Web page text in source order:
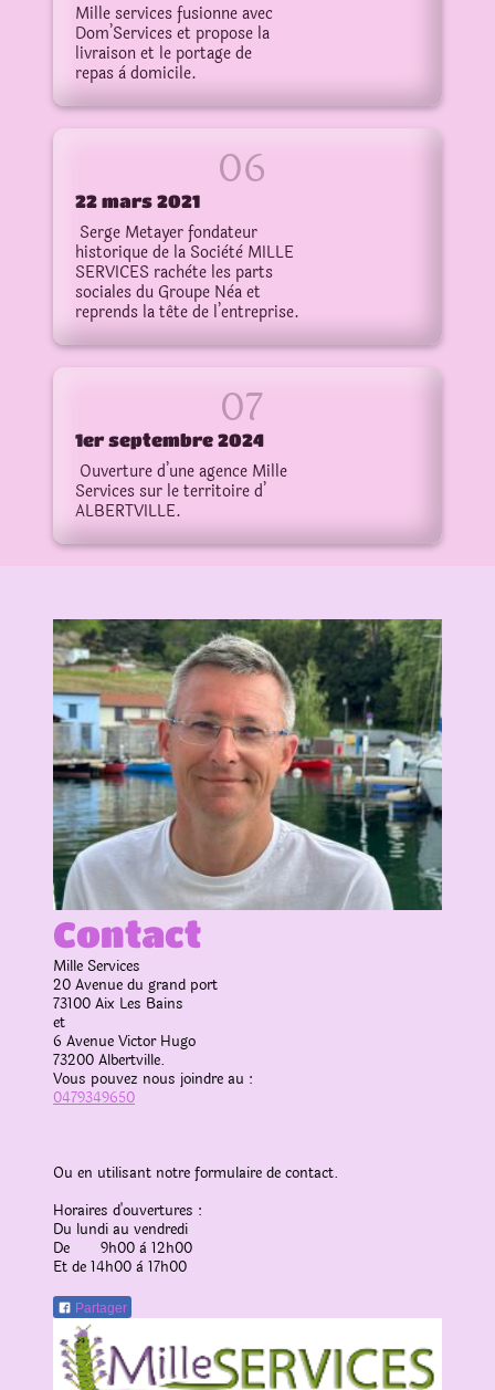
Mille services fusionne avec
Dom’Services et propose la
livraison et le portage de
repas à domicile.
22 mars 2021
Serge Metayer fondateur
historique de la Sociètè MILLE
SERVICES rachète les parts
sociales du Groupe Nèa et
reprends la tête de l’entreprise.
1er septembre 2024
Ouverture d’une agence Mille
Services sur le territoire d’
ALBERTVILLE.
Contact
Mille Services
20 Avenue du grand port
73100 Aix Les Bains
et
6 Avenue Victor Hugo
73200 Albertville.
Vous pouvez nous joindre au :
0479349650
Ou en utilisant notre formulaire de contact.
Horaires d'ouvertures :
Du lundi au vendredi
De 9h00 à 12h00
Et de 14h00 à 17h00
Partager